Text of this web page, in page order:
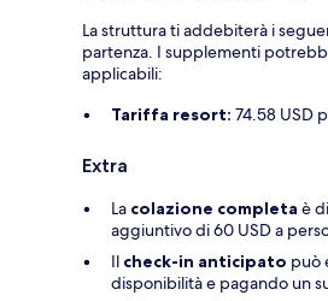
La struttura ti addebiterà i
partenza. I supplementi
applicabili:
Tariffa resort: 74.58 USD
Extra
La colazione completa è
aggiuntivo di 60 USD a
Il check-in anticipato può
disponibilità e pagando un